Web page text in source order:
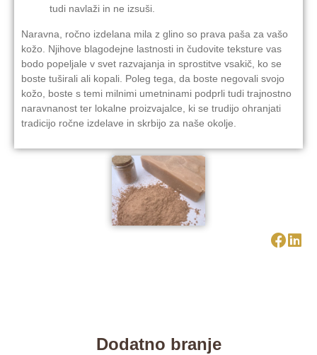
tudi navlaži in ne izsuši.
Naravna, ročno izdelana mila z glino so prava paša za vašo
kožo. Njihove blagodejne lastnosti in čudovite teksture vas
bodo popeljale v svet razvajanja in sprostitve vsakič, ko se
boste tuširali ali kopali. Poleg tega, da boste negovali svojo
kožo, boste s temi milnimi umetninami podprli tudi trajnostno
naravnanost ter lokalne proizvajalce, ki se trudijo ohranjati
tradicijo ročne izdelave in skrbijo za naše okolje.
Dodatno branje